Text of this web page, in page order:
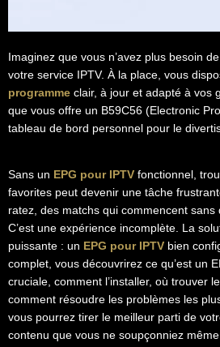
Imaginez que vous n’avez plus besoin
votre service IPTV. À la place, vous
programme clair, à jour et adapté à vos
que vous offre un B59C56 (Electronic
tableau de bord personnel pour le
Sans un EPG pour IPTV fonctionnel,
favorites peut devenir une tâche
ratez, des matchs qui commencent sans
C’est une expérience incomplète. La
puissante : un EPG pour IPTV bien
complet, vous découvrirez ce qu’est un
cruciale, comment l’installer, où trouver
comment résoudre les problèmes les
vous pourrez tirer le meilleur parti de
contenu que vous ne soupçonniez même